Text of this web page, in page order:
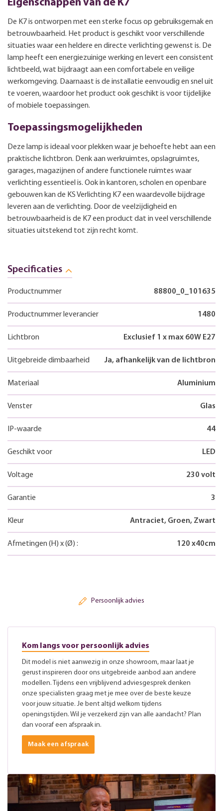
Eigenschappen van de K7
De K7 is ontworpen met een sterke focus op gebruiksgemak en
betrouwbaarheid. Het product is geschikt voor verschillende
situaties waar een heldere en directe verlichting gewenst is. De
lamp heeft een energiezuinige werking en levert een consistent
lichtbeeld, wat bijdraagt aan een comfortabele en veilige
werkomgeving. Daarnaast is de installatie eenvoudig en snel uit
te voeren, waardoor het product ook geschikt is voor tijdelijke
of mobiele toepassingen.
Toepassingsmogelijkheden
Deze lamp is ideaal voor plekken waar je behoefte hebt aan een
praktische lichtbron. Denk aan werkruimtes, opslagruimtes,
garages, magazijnen of andere functionele ruimtes waar
verlichting essentieel is. Ook in kantoren, scholen en openbare
gebouwen kan de KS Verlichting K7 een waardevolle bijdrage
leveren aan de verlichting. Door de veelzijdigheid en
betrouwbaarheid is de K7 een product dat in veel verschillende
situaties uitstekend tot zijn recht komt.
Specificaties
Productnummer 88800_0_101635
Productnummer leverancier 1480
Lichtbron Exclusief 1 x max 60W E27
Uitgebreide dimbaarheid Ja, afhankelijk van de lichtbron
Materiaal Aluminium
Venster Glas
IP-waarde 44
Geschikt voor LED
Voltage 230 volt
Garantie 3
Kleur Antraciet, Groen, Zwart
Afmetingen (H) x(Ø) : 120 x40cm
Persoonlijk advies
Kom langs voor persoonlijk advies
Dit model is niet aanwezig in onze showroom, maar laat je
gerust inspireren door ons uitgebreide aanbod aan andere
modellen. Tijdens een vrijblijvend adviesgesprek denken
onze specialisten graag met je mee over de beste keuze
voor jouw situatie. Je bent altijd welkom tijdens
openingstijden. Wil je verzekerd zijn van alle aandacht? Plan
dan vooraf een afspraak in.
Maak een afspraak